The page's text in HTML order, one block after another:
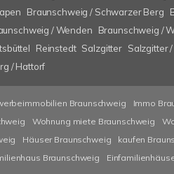
Braunschweig / Schwarzer Berg
/ Wenden Braunschweig /
Reinstedt Salzgitter Salzgitter
/ Hattorf
Braunschweig Immo
Wohnung miete Braunschweig
Häuser Braunschweig kaufen
Braunschweig